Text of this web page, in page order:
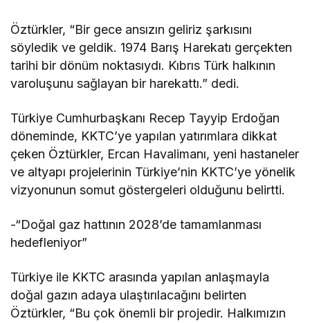
Öztürkler, “Bir gece ansızın geliriz şarkısını
söyledik ve geldik. 1974 Barış Harekatı gerçekten
tarihi bir dönüm noktasıydı. Kıbrıs Türk halkının
varoluşunu sağlayan bir harekattı.” dedi.
Türkiye Cumhurbaşkanı Recep Tayyip Erdoğan
döneminde, KKTC’ye yapılan yatırımlara dikkat
çeken Öztürkler, Ercan Havalimanı, yeni hastaneler
ve altyapı projelerinin Türkiye’nin KKTC’ye yönelik
vizyonunun somut göstergeleri olduğunu belirtti.
-“Doğal gaz hattının 2028’de tamamlanması
hedefleniyor”
Türkiye ile KKTC arasında yapılan anlaşmayla
doğal gazın adaya ulaştırılacağını belirten
Öztürkler, “Bu çok önemli bir projedir. Halkımızın